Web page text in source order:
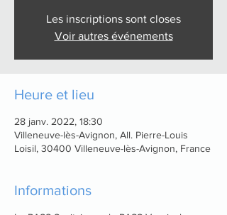
Les inscriptions sont closes
Voir autres événements
Heure et lieu
28 janv. 2022, 18:30
Villeneuve-lès-Avignon, All. Pierre-Louis
Loisil, 30400 Villeneuve-lès-Avignon, France
Informations